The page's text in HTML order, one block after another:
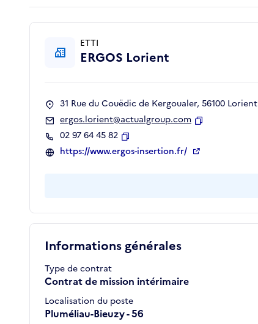
Informations générales
Type de contrat
Contrat de mission intérimaire
Localisation du poste
Pluméliau-Bieuzy - 56
ETTI
ERGOS Lorient
31 Rue du Couëdic de Kergoualer, 56100 Lorient
ergos.lorient@actualgroup.com
02 97 64 45 82
Copier
https://www.ergos-insertion.fr/